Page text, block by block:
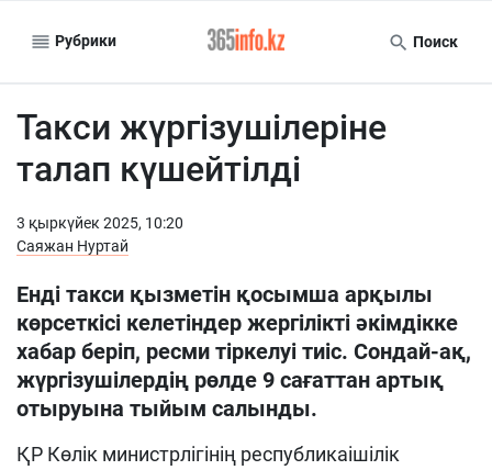
Рубрики Поиск
Такси жүргізушілеріне
талап күшейтілді
3 қыркүйек 2025, 10:20
Саяжан Нуртай
Енді такси қызметін қосымша арқылы
көрсеткісі келетіндер жергілікті әкімдікке
хабар беріп, ресми тіркелуі тиіс. Сондай-ақ,
жүргізушілердің рөлде 9 сағаттан артық
отыруына тыйым салынды.
ҚР Көлік министрлігінің республикаішілік